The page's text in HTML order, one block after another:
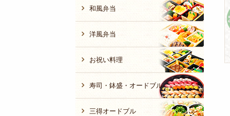
和風弁当
洋風弁当
お祝い料理
寿司・鉢盛・オードブル
三得オードブル